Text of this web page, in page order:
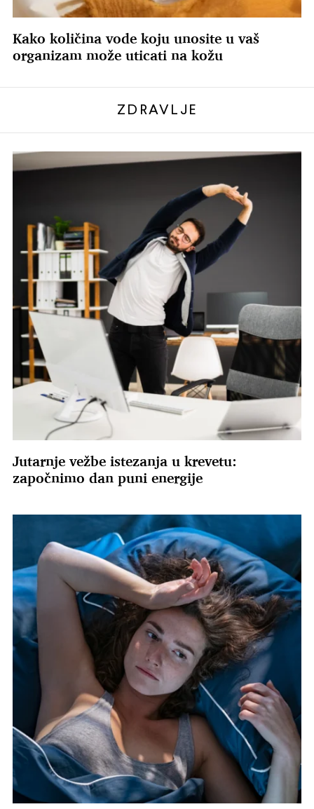
Kako količina vode koju unosite u vaš
organizam može uticati na kožu
ZDRAVLJE
Jutarnje vežbe istezanja u krevetu:
započnimo dan puni energije